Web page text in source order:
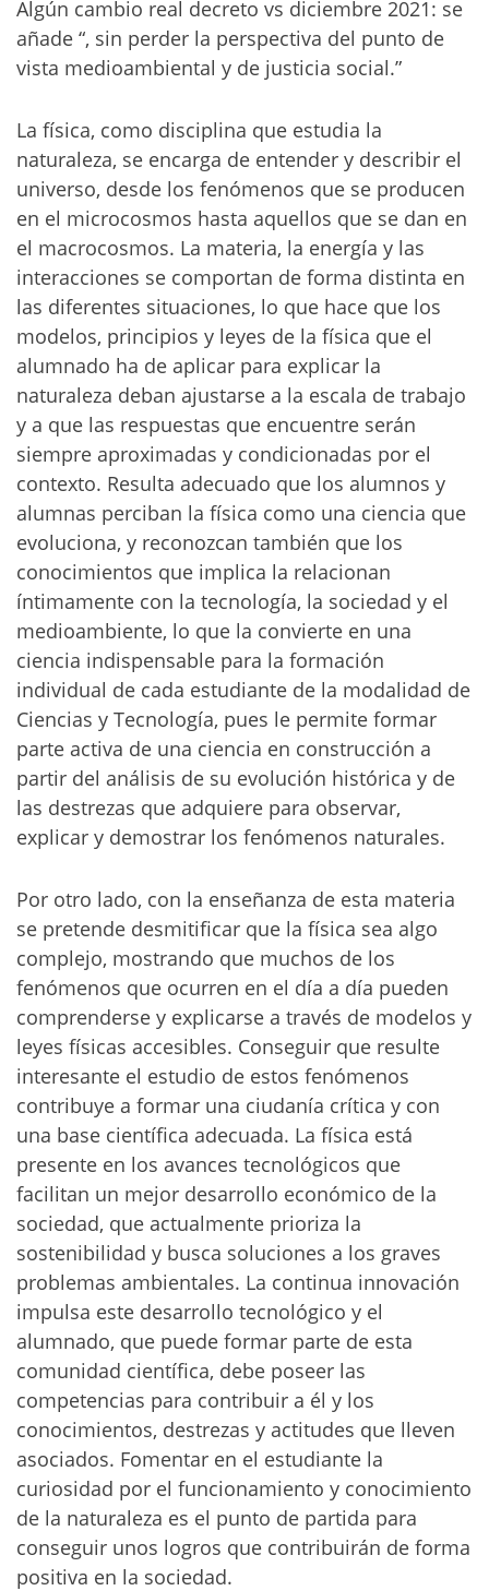
Algún cambio real decreto vs diciembre 2021: se
añade “, sin perder la perspectiva del punto de
vista medioambiental y de justicia social.”
La física, como disciplina que estudia la
naturaleza, se encarga de entender y describir el
universo, desde los fenómenos que se producen
en el microcosmos hasta aquellos que se dan en
el macrocosmos. La materia, la energía y las
interacciones se comportan de forma distinta en
las diferentes situaciones, lo que hace que los
modelos, principios y leyes de la física que el
alumnado ha de aplicar para explicar la
naturaleza deban ajustarse a la escala de trabajo
y a que las respuestas que encuentre serán
siempre aproximadas y condicionadas por el
contexto. Resulta adecuado que los alumnos y
alumnas perciban la física como una ciencia que
evoluciona, y reconozcan también que los
conocimientos que implica la relacionan
íntimamente con la tecnología, la sociedad y el
medioambiente, lo que la convierte en una
ciencia indispensable para la formación
individual de cada estudiante de la modalidad de
Ciencias y Tecnología, pues le permite formar
parte activa de una ciencia en construcción a
partir del análisis de su evolución histórica y de
las destrezas que adquiere para observar,
explicar y demostrar los fenómenos naturales.
Por otro lado, con la enseñanza de esta materia
se pretende desmitificar que la física sea algo
complejo, mostrando que muchos de los
fenómenos que ocurren en el día a día pueden
comprenderse y explicarse a través de modelos y
leyes físicas accesibles. Conseguir que resulte
interesante el estudio de estos fenómenos
contribuye a formar una ciudanía crítica y con
una base científica adecuada. La física está
presente en los avances tecnológicos que
facilitan un mejor desarrollo económico de la
sociedad, que actualmente prioriza la
sostenibilidad y busca soluciones a los graves
problemas ambientales. La continua innovación
impulsa este desarrollo tecnológico y el
alumnado, que puede formar parte de esta
comunidad científica, debe poseer las
competencias para contribuir a él y los
conocimientos, destrezas y actitudes que lleven
asociados. Fomentar en el estudiante la
curiosidad por el funcionamiento y conocimiento
de la naturaleza es el punto de partida para
conseguir unos logros que contribuirán de forma
positiva en la sociedad.